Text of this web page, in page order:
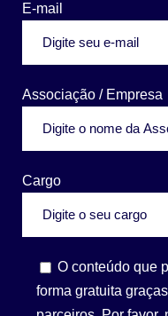
E-mail
Associação / Empresa
Cargo
O conteúdo que
forma gratuita